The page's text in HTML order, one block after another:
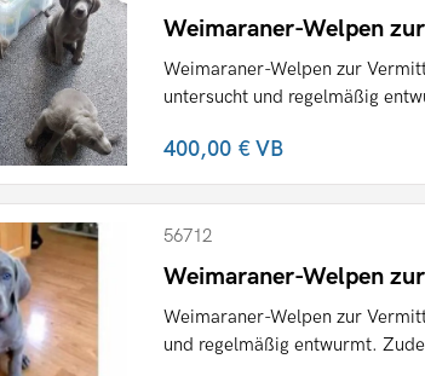
Weimaraner-Welpen
Weimaraner-Welpen zur
untersucht und regelmäßig
400,00 €VB
56712
Weimaraner-Welpen
Weimaraner-Welpen zur
und regelmäßig entwurmt.